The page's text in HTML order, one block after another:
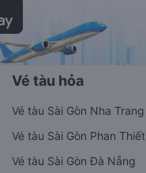
Vé tàu hỏa
Vé tàu Sài Gòn Nha Trang
Vé tàu Sài Gòn Phan Thiết
Vé tàu Sài Gòn Đà Nẵng